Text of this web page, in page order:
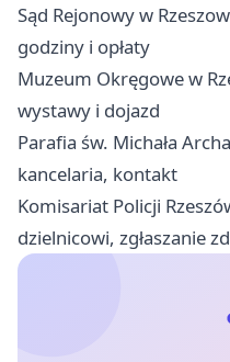
Sąd Rejonowy w
godziny i opłaty
Muzeum Okręgowe w
wystawy i dojazd
Parafia św. Michała
kancelaria, kontakt
Komisariat Policji
dzielnicowi, zgłaszanie